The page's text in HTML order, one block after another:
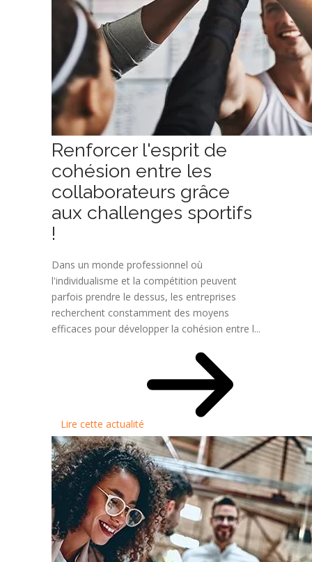
Renforcer l'esprit de
cohésion entre les
collaborateurs grâce
aux challenges sportifs
!
Dans un monde professionnel où
l'individualisme et la compétition peuvent
parfois prendre le dessus, les entreprises
recherchent constamment des moyens
efficaces pour développer la cohésion entre l...
Lire cette actualité